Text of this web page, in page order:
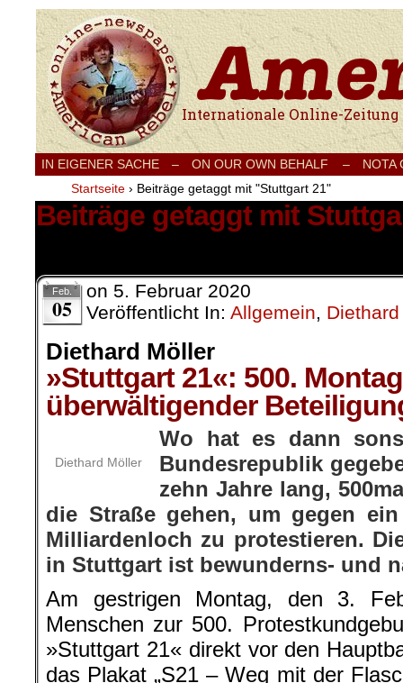
Internationale Onlinezeitung für Frieden,
IN EIGENER SACHE – ON OUR OWN BEHALF –
NOTA
Startseite › Beiträge getaggt mit "Stuttgart 21"
Beiträge getaggt mit
Feb.
05
on 5. Februar 2020
Veröffentlicht In: Allgemein,
Diethard Möller
»Stuttgart 21«: 500.
überwältigender
Diethard Möller
Wo hat es dann
Bundesrepublik
zehn Jahre lang,
die Straße gehen, um gegen
Milliardenloch zu protestieren.
in Stuttgart ist bewunderns- und
Am gestrigen Montag, den 3.
Menschen zur 500.
»Stuttgart 21« direkt vor den
das Plakat „S21 – Weg mit der